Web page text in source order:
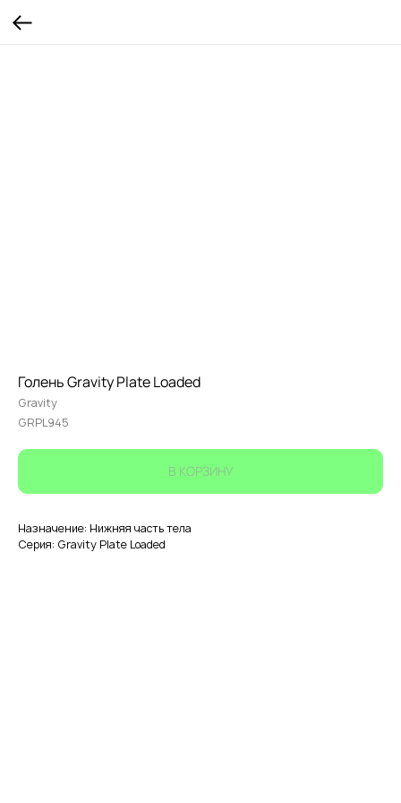
Голень Gravity Plate Loaded
Gravity
GRPL945
В КОРЗИНУ
Назначение: Нижняя часть тела
Серия: Gravity Plate Loaded